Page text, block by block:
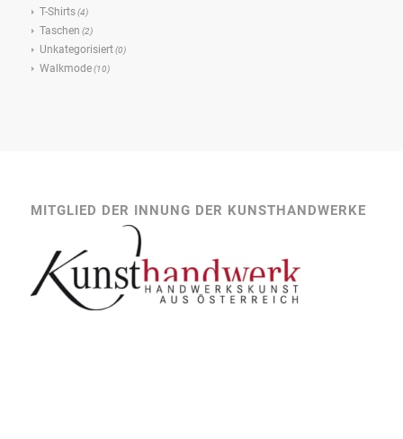
T-Shirts (4)
Taschen (2)
Unkategorisiert (0)
Walkmode (10)
MITGLIED DER INNUNG DER KUNSTHANDWERKE